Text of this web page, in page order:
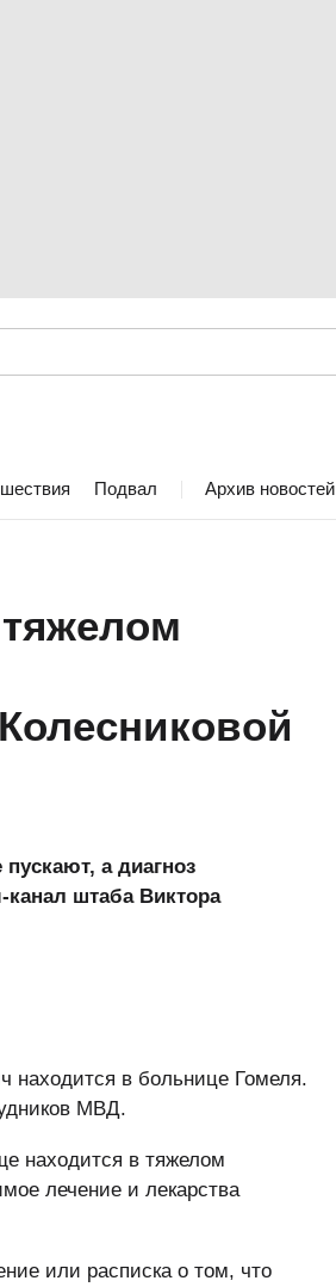
Подвал Архив новостей
а диагноз
канал штаба Виктора
в больнице Гомеля.
МВД.
находится в тяжелом
лечение и лекарства
или расписка о том, что